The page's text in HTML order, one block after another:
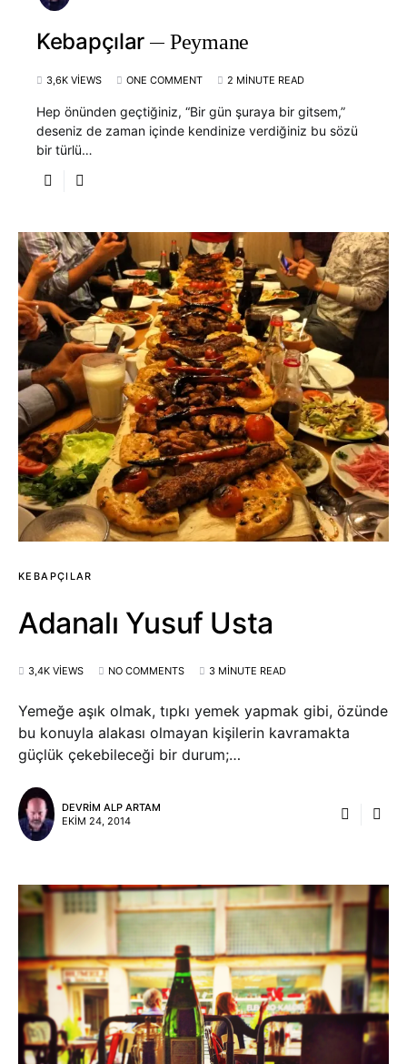
Kebapçılar Peymane
3,6K VIEWS ONE COMMENT 2 MINUTE READ
Hep önünden geçtiğiniz, “Bir gün şuraya bir gitsem,”
deseniz de zaman içinde kendinize verdiğiniz bu sözü
bir türlü…
KEBAPÇILAR
Adanalı Yusuf Usta
3,4K VIEWS NO COMMENTS 3 MINUTE READ
Yemeğe aşık olmak, tıpkı yemek yapmak gibi, özünde
bu konuyla alakası olmayan kişilerin kavramakta
güçlük çekebileceği bir durum;…
DEVRIM ALP ARTAM
EKIM 24, 2014